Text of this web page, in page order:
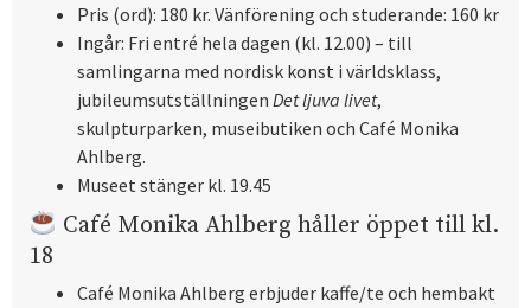
Pris (ord): 180 kr. Vänförening och studerande: 160 kr
Ingår: Fri entré hela dagen (kl. 12.00) – till
samlingarna med nordisk konst i världsklass,
jubileumsutställningen Det ljuva livet,
skulpturparken, museibutiken och Café Monika
Ahlberg.
Museet stänger kl. 19.45
Café Monika Ahlberg håller öppet till kl.
18
Café Monika Ahlberg erbjuder kaffe/te och hembakt